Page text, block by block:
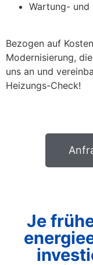
Wartung- und
Bezogen auf
Modernisierung,
uns an und
Heizungs-Check!
Je